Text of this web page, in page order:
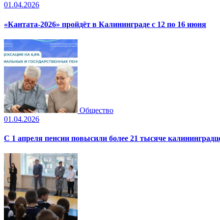
01.04.2026
«Кантата-2026» пройдёт в Калининграде с 12 по 16 июня
Общество
01.04.2026
С 1 апреля пенсии повысили более 21 тысяче